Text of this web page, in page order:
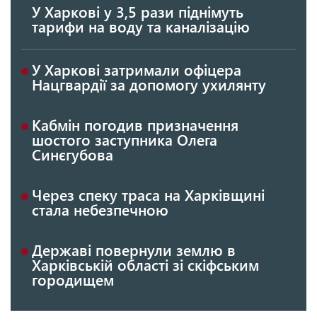
У Харкові у 3,5 рази піднімуть
тарифи на воду та каналізацію
У Харкові затримали офіцера
Нацгвардії за допомогу ухилянту
Кабмін погодив призначення
шостого заступника Олега
Синєгубова
Через спеку траса на Харківщині
стала небезпечною
Державі повернули землю в
Харківській області зі скіфським
городищем